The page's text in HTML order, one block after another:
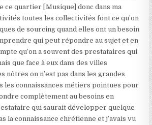
ce quartier [Musique] donc dans ma
toutes les collectivités font ce qu’on
de sourcing quand elles ont un besoin
qui peut répondre au sujet et en
qu’on a souvent des prestataires qui
que face à eux dans des villes
nôtres on n’est pas dans les grandes
les connaissances métiers pointues pour
complètement au besoins en
qui saurait développer quelque
la connaissance chrétienne et j’avais vu